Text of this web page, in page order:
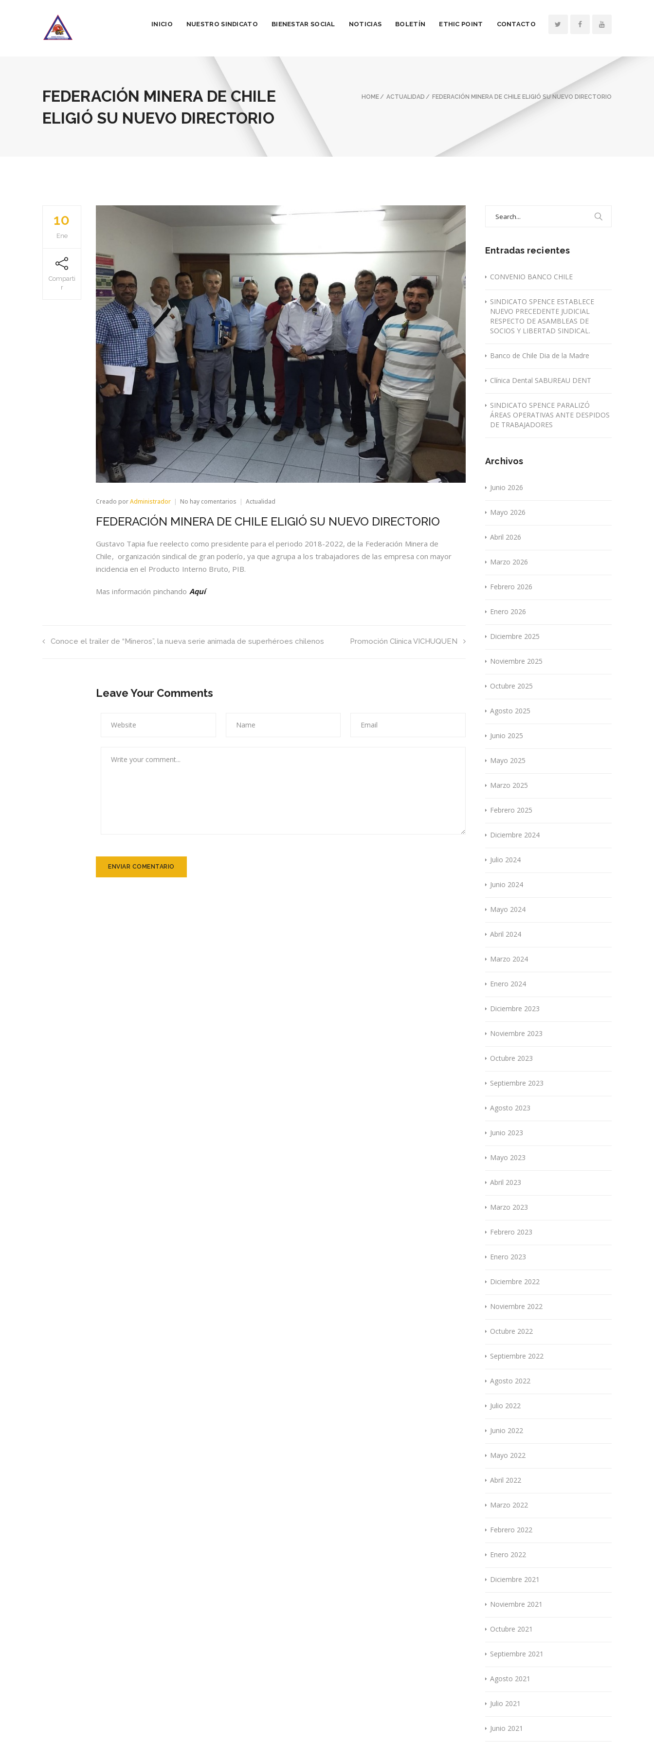
INICIO NUESTRO SINDICATO BIENESTAR SOCIAL NOTICIAS BOLETÍN ETHIC POINT CONTACTO
FEDERACIÓN MINERA DE CHILE
ELIGIÓ SU NUEVO DIRECTORIO
HOME ACTUALIDAD FEDERACIÓN MINERA DE CHILE ELIGIÓ SU NUEVO DIRECTORIO
10
Ene
Comparti
r
Creado porAdministrador No hay comentarios en
MINERA
DE
ELIGIÓ
NUEVO
DIRECTORIO
Actualidad
FEDERACIÓN MINERA DE CHILE ELIGIÓ SU NUEVO DIRECTORIO
Gustavo Tapia fue reelecto como presidente para el periodo 2018-2022, de la Federación Minera de
Chile, organización sindical de gran poderío, ya que agrupa a los trabajadores de las empresa con mayor
incidencia en el Producto Interno Bruto, PIB.
Mas información pinchando Aquí
Conoce el trailer de “Mineros”, la nueva serie animada de superhéroes chilenos Promoción Clinica VICHUQUEN
Leave Your Comments
Entradas recientes
CONVENIO BANCO CHILE
SINDICATO SPENCE ESTABLECE
NUEVO PRECEDENTE JUDICIAL
RESPECTO DE ASAMBLEAS DE
SOCIOS Y LIBERTAD SINDICAL.
Banco de Chile Dia de la Madre
Clínica Dental SABUREAU DENT
SINDICATO SPENCE PARALIZÓ
ÁREAS OPERATIVAS ANTE DESPIDOS
DE TRABAJADORES
Archivos
Junio 2026
Mayo 2026
Abril 2026
Marzo 2026
Febrero 2026
Enero 2026
Diciembre 2025
Noviembre 2025
Octubre 2025
Agosto 2025
Junio 2025
Mayo 2025
Marzo 2025
Febrero 2025
Diciembre 2024
Julio 2024
Junio 2024
Mayo 2024
Abril 2024
Marzo 2024
Enero 2024
Diciembre 2023
Noviembre 2023
Octubre 2023
Septiembre 2023
Agosto 2023
Junio 2023
Mayo 2023
Abril 2023
Marzo 2023
Febrero 2023
Enero 2023
Diciembre 2022
Noviembre 2022
Octubre 2022
Septiembre 2022
Agosto 2022
Julio 2022
Junio 2022
Mayo 2022
Abril 2022
Marzo 2022
Febrero 2022
Enero 2022
Diciembre 2021
Noviembre 2021
Octubre 2021
Septiembre 2021
Agosto 2021
Julio 2021
Junio 2021